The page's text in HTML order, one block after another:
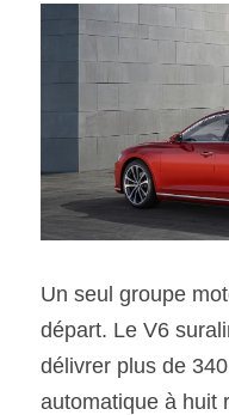
Un seul groupe
départ. Le V6
délivrer plus de
automatique à huit